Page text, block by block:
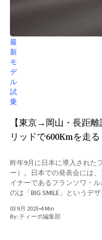
最
新
モ
デ
ル
試
乗
【東京→岡山・長距
リッドで600Kmを走る
昨年9月に日本に導入された
ー）。日本での発表会には
イナーであるフランソワ・
のは「BIG SMILE」というデ
ーの顔を描くようにフロン
間に思わず笑顔になれる存在
03 9月 2025•4 Min
By: ティーポ編集部